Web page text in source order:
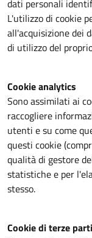
dati personali
L'utilizzo di cookie
all'acquisizione dei
di utilizzo del
Cookie analytics
Sono assimilati ai
raccogliere
utenti e su come
questi cookie
qualità di gestore
statistiche e per
stesso.
Cookie di terze parti